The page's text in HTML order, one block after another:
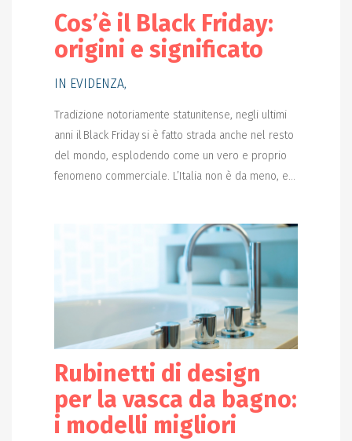
Cos’è il Black Friday:
origini e significato
IN EVIDENZA,
Tradizione notoriamente statunitense, negli ultimi
anni il Black Friday si è fatto strada anche nel resto
del mondo, esplodendo come un vero e proprio
fenomeno commerciale. L’Italia non è da meno, e...
Rubinetti di design
per la vasca da bagno:
i modelli migliori